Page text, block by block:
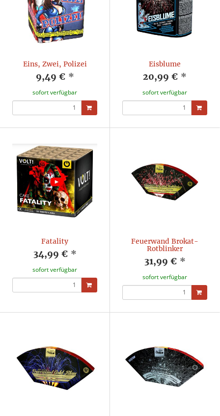
Eins, Zwei, Polizei
9,49 € *
sofort verfügbar
Eisblume
20,99 € *
sofort verfügbar
Fatality
34,99 € *
sofort verfügbar
Feuerwand Brokat-
Rotblinker
31,99 € *
sofort verfügbar